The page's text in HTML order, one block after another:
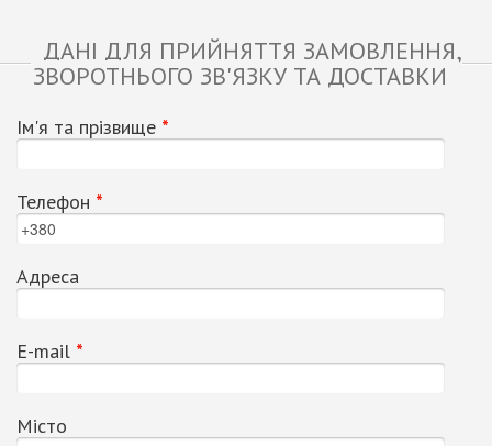
ДАНІ ДЛЯ ПРИЙНЯТТЯ ЗАМОВЛЕННЯ,
ЗВОРОТНЬОГО ЗВ'ЯЗКУ ТА ДОСТАВКИ
Ім'я та прізвище *
Телефон *
Адреса
Е-mail *
Місто